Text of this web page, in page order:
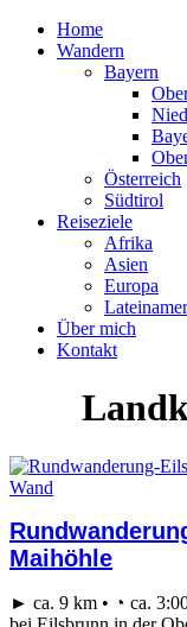
Home
Wandern
Bayern
Österreich
Südtirol
Reiseziele
Afrika
Asien
Europa
Über mich
Kontakt
Maihöhle
► ca. 9 km • ◔ ca.